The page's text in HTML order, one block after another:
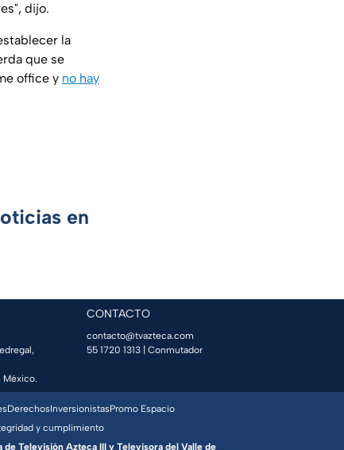
dijo.
la
que se
office y no hay
en
México.
CONTACTO
contacto@tvazteca.com
55 1720 1313 | Conmutador
DerechosInversionistasPromo Espacio
y cumplimiento
Televisión Azteca III y Televisora del Valle de